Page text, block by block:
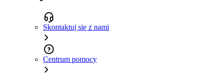
Skontaktuj się z nami
Centrum pomocy